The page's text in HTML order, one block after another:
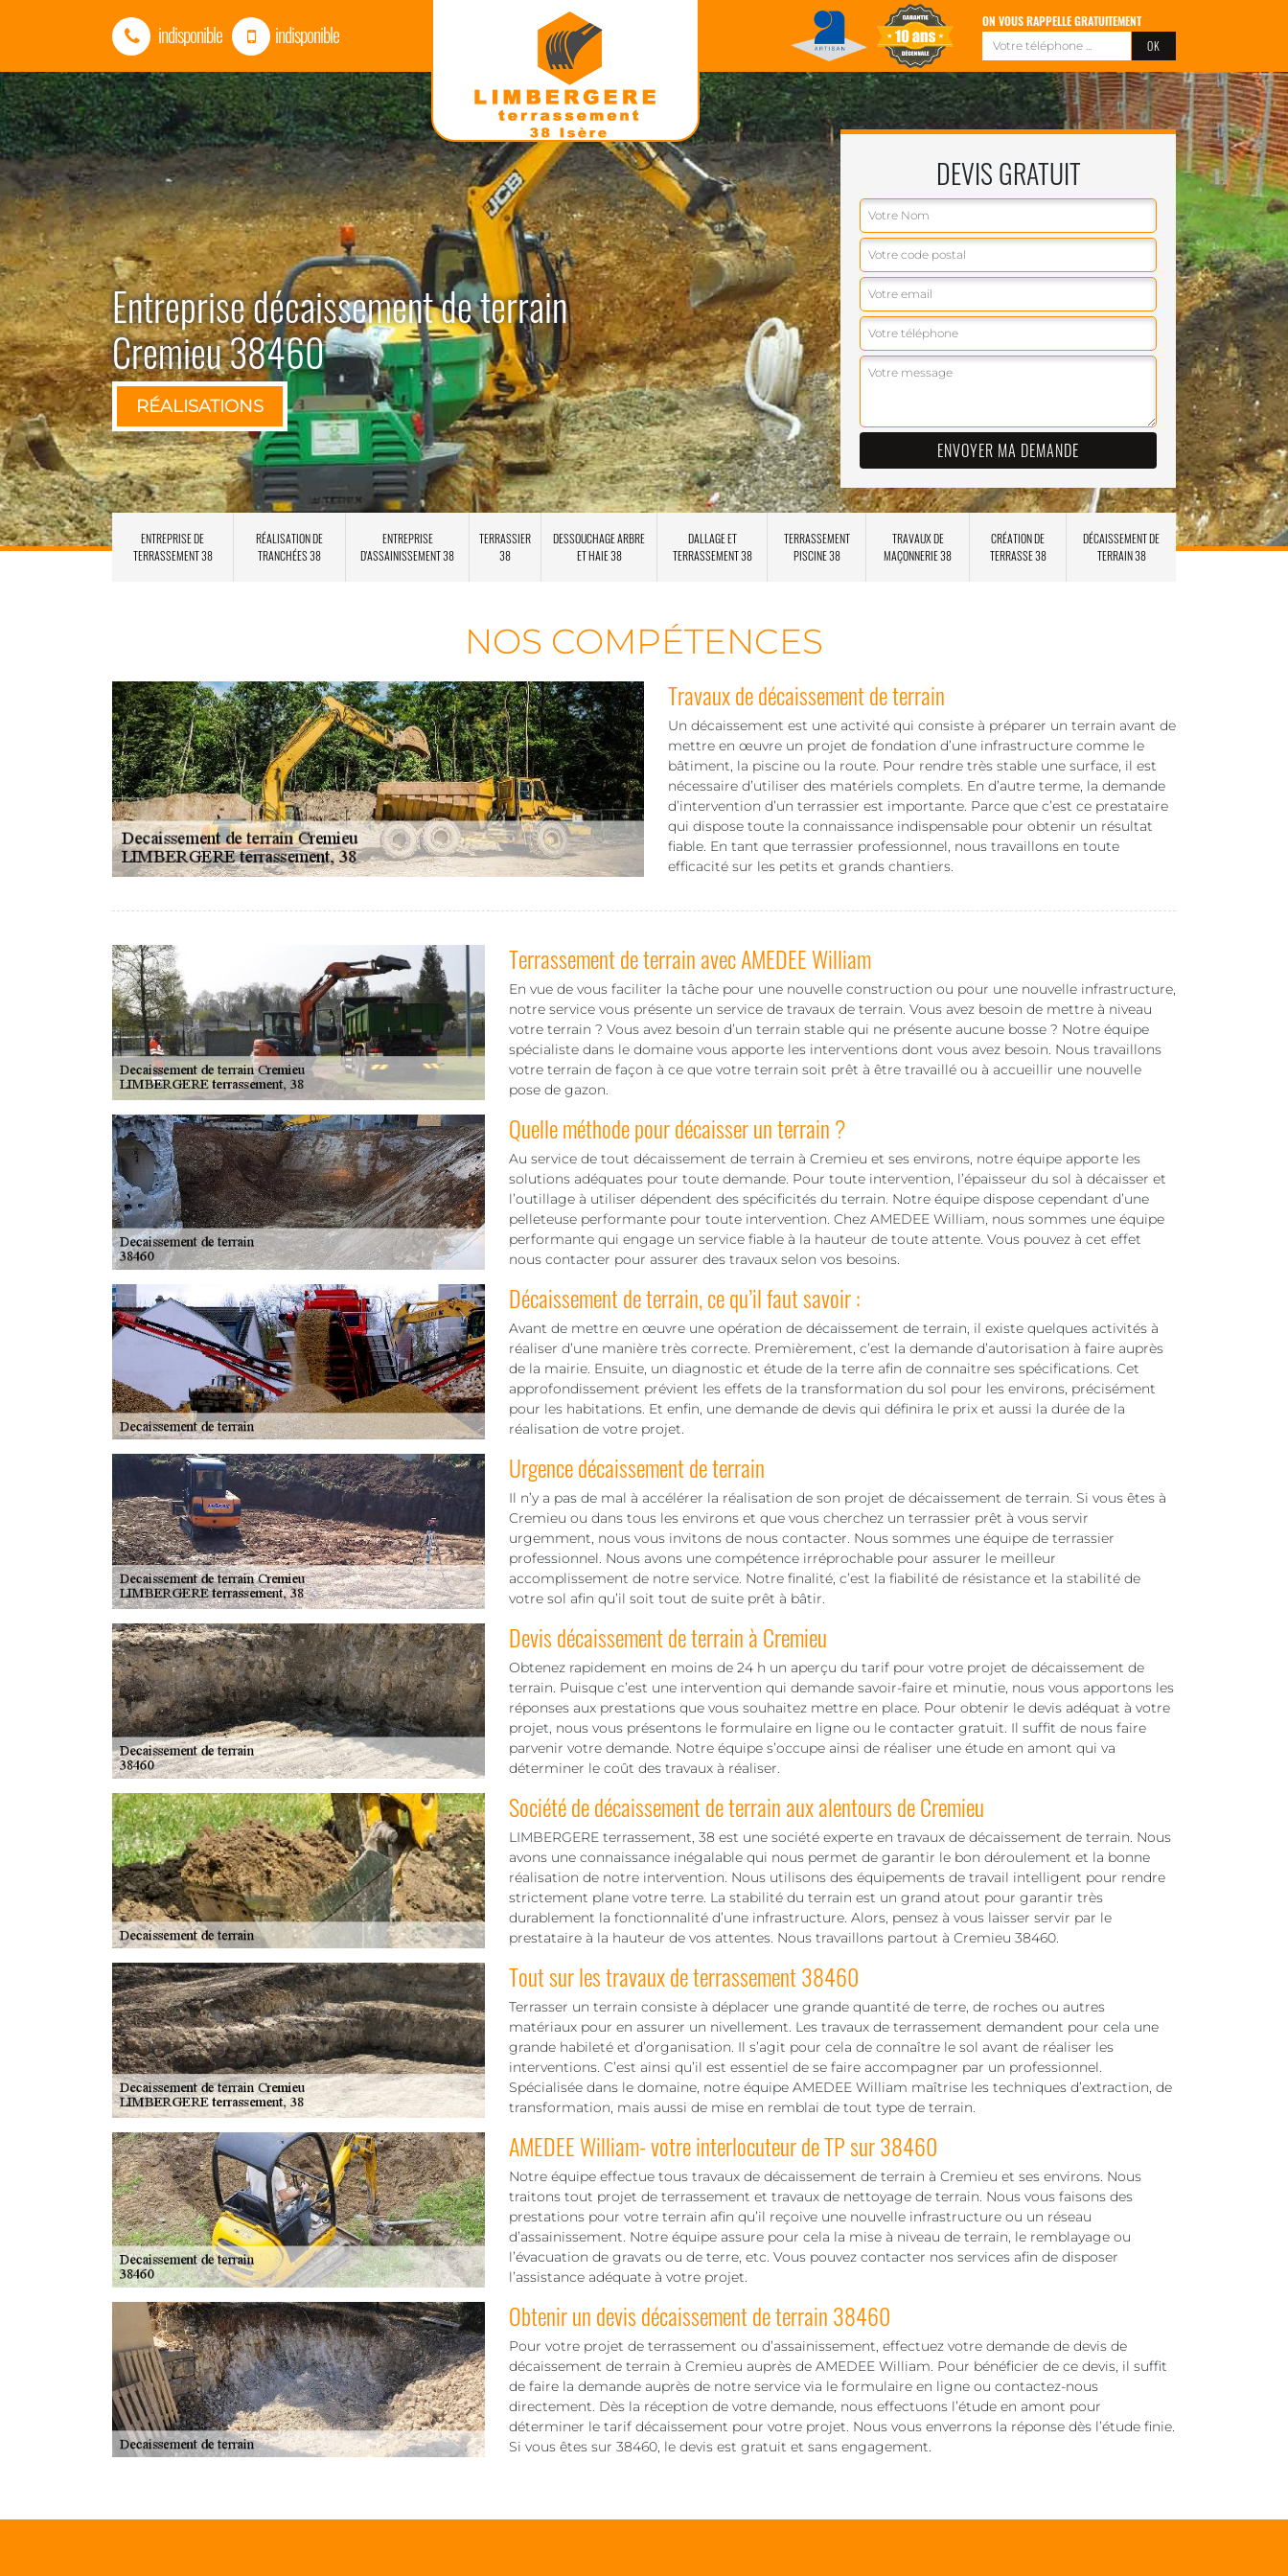
indisponible indisponible ON VOUS RAPPELLE GRATUITEMENT
Entreprise décaissement de terrain
Cremieu 38460
RÉALISATIONS
DEVIS GRATUIT
ENTREPRISE DE
TERRASSEMENT 38
RÉALISATION DE
TRANCHÉES 38
ENTREPRISE
D'ASSAINISSEMENT 38
TERRASSIER
38
DESSOUCHAGE ARBRE
ET HAIE 38
DALLAGE ET
TERRASSEMENT 38
TERRASSEMENT
PISCINE 38
TRAVAUX DE
MAÇONNERIE 38
CRÉATION DE
TERRASSE 38
DÉCAISSEMENT DE
TERRAIN 38
NOS COMPÉTENCES
Travaux de décaissement de terrain
Un décaissement est une activité qui consiste à préparer un terrain avant de
mettre en œuvre un projet de fondation d’une infrastructure comme le
bâtiment, la piscine ou la route. Pour rendre très stable une surface, il est
nécessaire d’utiliser des matériels complets. En d’autre terme, la demande
d’intervention d’un terrassier est importante. Parce que c’est ce prestataire
qui dispose toute la connaissance indispensable pour obtenir un résultat
fiable. En tant que terrassier professionnel, nous travaillons en toute
efficacité sur les petits et grands chantiers.
Terrassement de terrain avec AMEDEE William
En vue de vous faciliter la tâche pour une nouvelle construction ou pour une nouvelle infrastructure,
notre service vous présente un service de travaux de terrain. Vous avez besoin de mettre à niveau
votre terrain ? Vous avez besoin d’un terrain stable qui ne présente aucune bosse ? Notre équipe
spécialiste dans le domaine vous apporte les interventions dont vous avez besoin. Nous travaillons
votre terrain de façon à ce que votre terrain soit prêt à être travaillé ou à accueillir une nouvelle
pose de gazon.
Quelle méthode pour décaisser un terrain ?
Au service de tout décaissement de terrain à Cremieu et ses environs, notre équipe apporte les
solutions adéquates pour toute demande. Pour toute intervention, l’épaisseur du sol à décaisser et
l’outillage à utiliser dépendent des spécificités du terrain. Notre équipe dispose cependant d’une
pelleteuse performante pour toute intervention. Chez AMEDEE William, nous sommes une équipe
performante qui engage un service fiable à la hauteur de toute attente. Vous pouvez à cet effet
nous contacter pour assurer des travaux selon vos besoins.
Décaissement de terrain, ce qu’il faut savoir :
Avant de mettre en œuvre une opération de décaissement de terrain, il existe quelques activités à
réaliser d’une manière très correcte. Premièrement, c’est la demande d’autorisation à faire auprès
de la mairie. Ensuite, un diagnostic et étude de la terre afin de connaitre ses spécifications. Cet
approfondissement prévient les effets de la transformation du sol pour les environs, précisément
pour les habitations. Et enfin, une demande de devis qui définira le prix et aussi la durée de la
réalisation de votre projet.
Urgence décaissement de terrain
Il n’y a pas de mal à accélérer la réalisation de son projet de décaissement de terrain. Si vous êtes à
Cremieu ou dans tous les environs et que vous cherchez un terrassier prêt à vous servir
urgemment, nous vous invitons de nous contacter. Nous sommes une équipe de terrassier
professionnel. Nous avons une compétence irréprochable pour assurer le meilleur
accomplissement de notre service. Notre finalité, c’est la fiabilité de résistance et la stabilité de
votre sol afin qu’il soit tout de suite prêt à bâtir.
Devis décaissement de terrain à Cremieu
Obtenez rapidement en moins de 24 h un aperçu du tarif pour votre projet de décaissement de
terrain. Puisque c’est une intervention qui demande savoir-faire et minutie, nous vous apportons les
réponses aux prestations que vous souhaitez mettre en place. Pour obtenir le devis adéquat à votre
projet, nous vous présentons le formulaire en ligne ou le contacter gratuit. Il suffit de nous faire
parvenir votre demande. Notre équipe s’occupe ainsi de réaliser une étude en amont qui va
déterminer le coût des travaux à réaliser.
Société de décaissement de terrain aux alentours de Cremieu
LIMBERGERE terrassement, 38 est une société experte en travaux de décaissement de terrain. Nous
avons une connaissance inégalable qui nous permet de garantir le bon déroulement et la bonne
réalisation de notre intervention. Nous utilisons des équipements de travail intelligent pour rendre
strictement plane votre terre. La stabilité du terrain est un grand atout pour garantir très
durablement la fonctionnalité d’une infrastructure. Alors, pensez à vous laisser servir par le
prestataire à la hauteur de vos attentes. Nous travaillons partout à Cremieu 38460.
Tout sur les travaux de terrassement 38460
Terrasser un terrain consiste à déplacer une grande quantité de terre, de roches ou autres
matériaux pour en assurer un nivellement. Les travaux de terrassement demandent pour cela une
grande habileté et d’organisation. Il s’agit pour cela de connaître le sol avant de réaliser les
interventions. C’est ainsi qu’il est essentiel de se faire accompagner par un professionnel.
Spécialisée dans le domaine, notre équipe AMEDEE William maîtrise les techniques d’extraction, de
transformation, mais aussi de mise en remblai de tout type de terrain.
AMEDEE William- votre interlocuteur de TP sur 38460
Notre équipe effectue tous travaux de décaissement de terrain à Cremieu et ses environs. Nous
traitons tout projet de terrassement et travaux de nettoyage de terrain. Nous vous faisons des
prestations pour votre terrain afin qu’il reçoive une nouvelle infrastructure ou un réseau
d’assainissement. Notre équipe assure pour cela la mise à niveau de terrain, le remblayage ou
l’évacuation de gravats ou de terre, etc. Vous pouvez contacter nos services afin de disposer
l’assistance adéquate à votre projet.
Obtenir un devis décaissement de terrain 38460
Pour votre projet de terrassement ou d’assainissement, effectuez votre demande de devis de
décaissement de terrain à Cremieu auprès de AMEDEE William. Pour bénéficier de ce devis, il suffit
de faire la demande auprès de notre service via le formulaire en ligne ou contactez-nous
directement. Dès la réception de votre demande, nous effectuons l’étude en amont pour
déterminer le tarif décaissement pour votre projet. Nous vous enverrons la réponse dès l’étude finie.
Si vous êtes sur 38460, le devis est gratuit et sans engagement.